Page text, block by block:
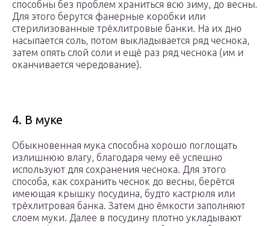
способны без проблем храниться всю зиму, до весны.
Для этого берутся фанерные коробки или
стерилизованные трёхлитровые банки. На их дно
насыпается соль, потом выкладывается ряд чеснока,
затем опять слой соли и ещё раз ряд чеснока (им и
оканчивается чередование).
4. В муке
Обыкновенная мука способна хорошо поглощать
излишнюю влагу, благодаря чему её успешно
используют для сохранения чеснока. Для этого
способа, как сохранить чеснок до весны, берётся
имеющая крышку посудина, будто кастрюля или
трёхлитровая банка. Затем дно ёмкости заполняют
слоем муки. Далее в посудину плотно укладывают